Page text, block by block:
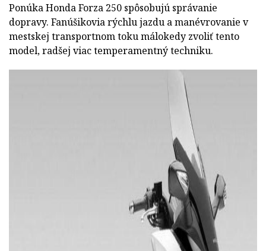
Ponúka Honda Forza 250 spôsobujú správanie
dopravy. Fanúšikovia rýchlu jazdu a manévrovanie v
mestskej transportnom toku málokedy zvoliť tento
model, radšej viac temperamentný techniku.